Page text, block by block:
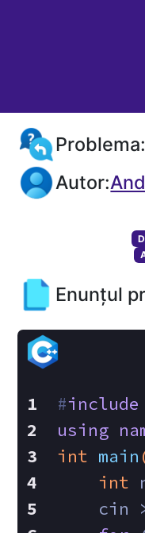
Autor:
Enunțul
#include
using
int main
int
cin